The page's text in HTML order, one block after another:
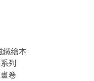
鐵繪本
列
卷